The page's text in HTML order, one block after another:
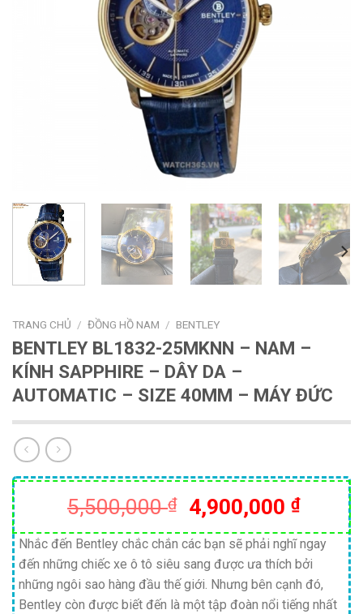
TRANG CHỦ / ĐỒNG HỒ NAM / BENTLEY
BENTLEY BL1832-25MKNN – NAM –
KÍNH SAPPHIRE – DÂY DA –
AUTOMATIC – SIZE 40MM – MÁY ĐỨC
5,500,000₫
Giá
gốc
là:
5,500,000 ₫.
4,900,000 ₫Giá
hiện
tại
là:
Nhắc đến Bentley chắc chắn các bạn sẽ phải nghĩ ngay
đến những chiếc xe ô tô siêu sang được ưa thích bởi
những ngôi sao hàng đầu thế giới. Nhưng bên cạnh đó,
Bentley còn được biết đến là một tập đoàn nổi tiếng nhất